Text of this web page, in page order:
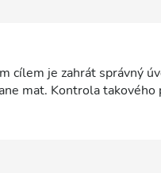
cílem je zahrát správný
mat. Kontrola